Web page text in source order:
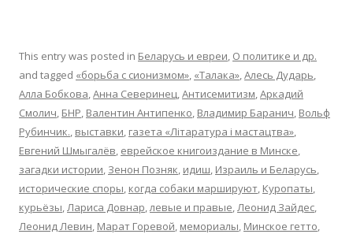
This entry was posted in Беларусь и евреи, О политике и др.
and tagged «борьба с сионизмом», «Талака»,Алесь Дударь,
Алла Бобкова,Анна Северинец,Антисемитизм,Аркадий
Смолич, БНР, Валентин Антипенко, Владимир Баранич, Вольф
Рубинчик., выставки, газета «Літаратура і мастацтва»,
Евгений Шмыгалёв, еврейское книгоиздание в Минске,
загадки истории, Зенон Позняк, идиш, Израиль и Беларусь,
исторические споры, когда собаки маршируют, Куропаты,
курьёзы,Лариса Довнар,левые и правые,Леонид Зайдес,
Леонид Левин, Марат Горевой, мемориалы, Минское гетто,